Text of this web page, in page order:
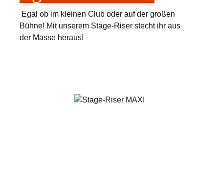
Egal ob im kleinen Club oder auf der großen
Bühne! Mit unserem Stage-Riser stecht ihr aus
der Masse heraus!
Bildergalerie überspringen